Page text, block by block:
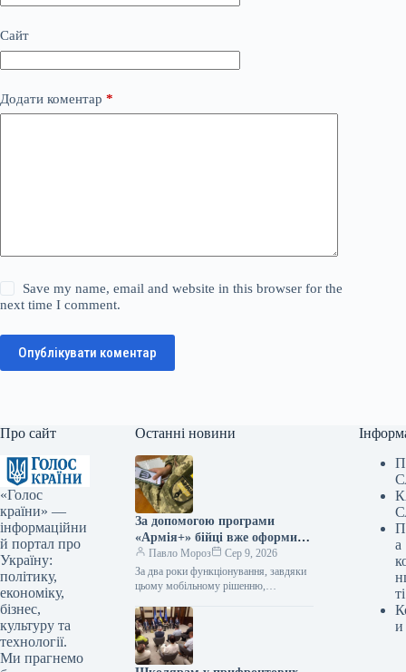
Сайт
Додати коментар *
Save my name, email and website in this browser for the
next time I comment.
Опублікувати коментар
Про сайт
«Голос
країни» —
інформаційни
й портал про
Україну:
політику,
економіку,
бізнес,
культуру та
технології.
Ми прагнемо
Останні новини
За допомогою програми
«Армія+» бійці вже оформили
майже 3 мільйони рапортів.
Павло Мороз
Сер 9, 2026
За два роки функціонування, завдяки
цьому мобільному рішенню,
приблизно 3 мільйони рапортів. За
інформацією, наданою Укрінформом,
це…
а
ті
и